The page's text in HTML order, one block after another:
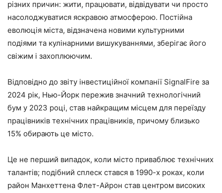
різних причин: жити, працювати, відвідувати чи просто
насолоджуватися яскравою атмосферою. Постійна
еволюція міста, відзначена новими культурними
подіями та кулінарними вишукуваннями, зберігає його
свіжим і захоплюючим.
Відповідно до звіту інвестиційної компанії SignalFire за
2024 рік, Нью-Йорк пережив значний технологічний
бум у 2023 році, став найкращим місцем для переїзду
працівників технічних працівників, причому близько
15% обирають це місто.
Це не перший випадок, коли місто приваблює технічних
талантів; подібний сплеск стався в 1990-х роках, коли
район Манхеттена Флет-Айрон став центром високих